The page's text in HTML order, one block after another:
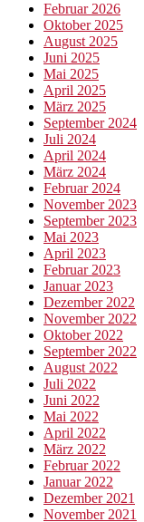
Februar 2026
Oktober 2025
August 2025
Juni 2025
Mai 2025
April 2025
März 2025
September 2024
Juli 2024
April 2024
März 2024
Februar 2024
November 2023
September 2023
Mai 2023
April 2023
Februar 2023
Januar 2023
Dezember 2022
November 2022
Oktober 2022
September 2022
August 2022
Juli 2022
Juni 2022
Mai 2022
April 2022
März 2022
Februar 2022
Januar 2022
Dezember 2021
November 2021